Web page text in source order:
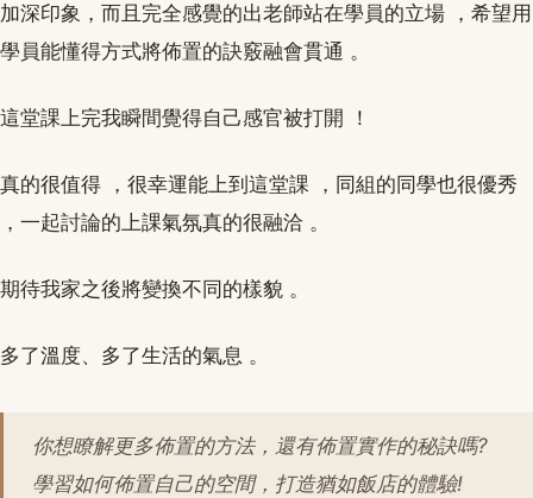
加深印象，而且完全感覺的出老師站在學員的立場 ，希望用
學員能懂得方式將佈置的訣竅融會貫通 。
這堂課上完我瞬間覺得自己感官被打開 ！
真的很值得 ，很幸運能上到這堂課 ，同組的同學也很優秀
，一起討論的上課氣氛真的很融洽 。
期待我家之後將變換不同的樣貌 。
多了溫度、多了生活的氣息 。
你想瞭解更多佈置的方法，還有佈置實作的秘訣嗎?
學習如何佈置自己的空間，打造猶如飯店的體驗!